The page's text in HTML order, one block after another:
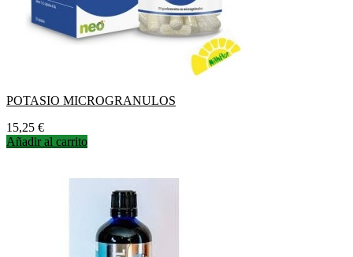
POTASIO MICROGRANULOS
Precio
15,25 €
Añadir al carrito